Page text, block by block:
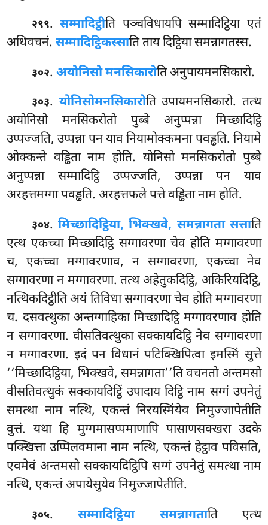
२९९.सम्मादिट्ठीति पञ्चविधायपि सम्मादिट्ठिया एतं
अधिवचनं.सम्मादिट्ठिकस्साति ताय दिट्ठिया समन्नागतस्स.
३०२.अयोनिसो मनसिकारोति अनुपायमनसिकारो.
३०३. योनिसोमनसिकारोति उपायमनसिकारो. तत्थ
अयोनिसो मनसिकरोतो पुब्बे अनुप्पन्ना मिच्छादिट्ठि
उप्पज्जति, उप्पन्ना पन याव नियामोक्कमना पवड्ढति. नियामे
ओक्कन्ते वड्ढिता नाम होति. योनिसो मनसिकरोतो पुब्बे
अनुप्पन्ना सम्मादिट्ठि उप्पज्जति, उप्पन्ना पन याव
अरहत्तमग्गा पवड्ढति. अरहत्तफले पत्ते वड्ढिता नाम होति.
३०४.मिच्छादिट्ठिया, भिक्खवे, समन्नागता सत्ताति
एत्थ एकच्चा मिच्छादिट्ठि सग्गावरणा चेव होति मग्गावरणा
च, एकच्चा मग्गावरणाव, न सग्गावरणा, एकच्चा नेव
सग्गावरणा न मग्गावरणा. तत्थ अहेतुकदिट्ठि, अकिरियदिट्ठि,
नत्थिकदिट्ठीति अयं तिविधा सग्गावरणा चेव होति मग्गावरणा
च. दसवत्थुका अन्तग्गाहिका मिच्छादिट्ठि मग्गावरणाव होति
न सग्गावरणा. वीसतिवत्थुका सक्कायदिट्ठि नेव सग्गावरणा
न मग्गावरणा. इदं पन विधानं पटिक्खिपित्वा इमस्मिं सुत्ते
‘‘मिच्छादिट्ठिया, भिक्खवे, समन्नागता’’ति वचनतो अन्तमसो
वीसतिवत्थुकं सक्कायदिट्ठिं उपादाय दिट्ठि नाम सग्गं उपनेतुं
समत्था नाम नत्थि, एकन्तंनिरयस्मिंयेव निमुज्जापेतीति
वुत्तं. यथा हि मुग्गमासप्पमाणापि पासाणसक्खरा उदके
पक्खित्ता उप्पिलवमाना नाम नत्थि, एकन्तं हेट्ठाव पविसति,
एवमेवं अन्तमसो सक्कायदिट्ठिपि सग्गं उपनेतुं समत्था नाम
नत्थि, एकन्तं अपायेसुयेव निमुज्जापेतीति.
३०५.सम्मादिट्ठिया समन्नागताति एत्थ